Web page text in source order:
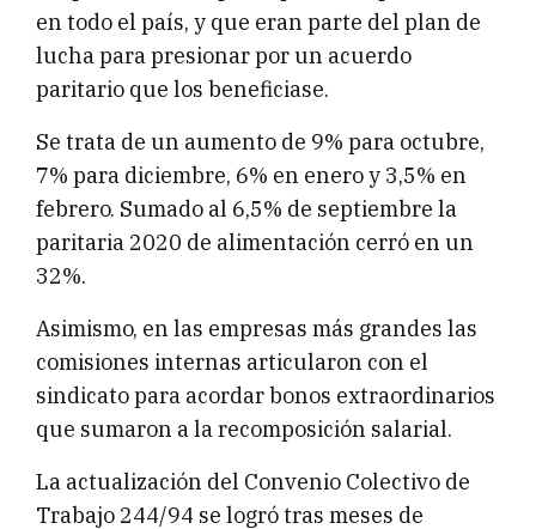
en todo el país, y que eran parte del plan de
lucha para presionar por un acuerdo
paritario que los beneficiase.
Se trata de un aumento de 9% para octubre,
7% para diciembre, 6% en enero y 3,5% en
febrero. Sumado al 6,5% de septiembre la
paritaria 2020 de alimentación cerró en un
32%.
Asimismo, en las empresas más grandes las
comisiones internas articularon con el
sindicato para acordar bonos extraordinarios
que sumaron a la recomposición salarial.
La actualización del Convenio Colectivo de
Trabajo 244/94 se logró tras meses de